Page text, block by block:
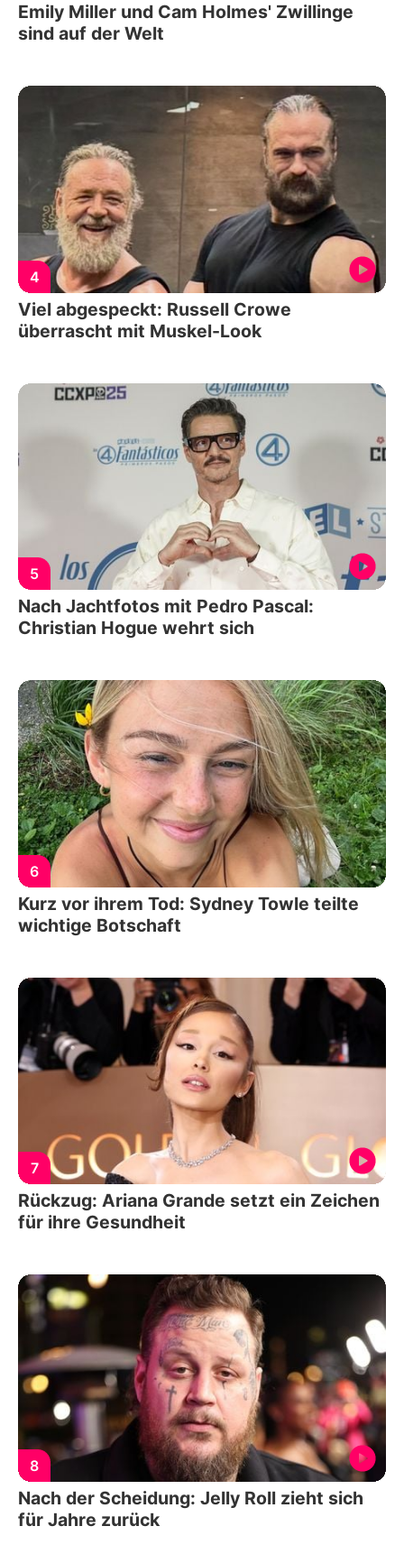
Emily Miller und Cam Holmes' Zwillinge
sind auf der Welt
4
Viel abgespeckt: Russell Crowe
überrascht mit Muskel-Look
5
Nach Jachtfotos mit Pedro Pascal:
Christian Hogue wehrt sich
6
Kurz vor ihrem Tod: Sydney Towle teilte
wichtige Botschaft
7
Rückzug: Ariana Grande setzt ein Zeichen
für ihre Gesundheit
8
Nach der Scheidung: Jelly Roll zieht sich
für Jahre zurück